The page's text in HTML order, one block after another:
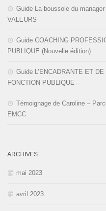
Guide La boussole du
VALEURS
Guide COACHING
PUBLIQUE (Nouvelle édition)
Guide L’ENCADRANTE ET
FONCTION PUBLIQUE –
Témoignage de Caroline –
EMCC
ARCHIVES
mai 2023
avril 2023